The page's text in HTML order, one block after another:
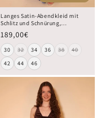
Langes Satin-Abendkleid mit
Schlitz und Schnürung,
189,00€
30 32 34 36 38
40
42
44 46